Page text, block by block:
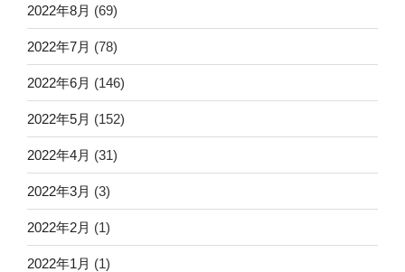
2022年8月 (69)
2022年7月 (78)
2022年6月 (146)
2022年5月 (152)
2022年4月 (31)
2022年3月 (3)
2022年2月 (1)
2022年1月 (1)